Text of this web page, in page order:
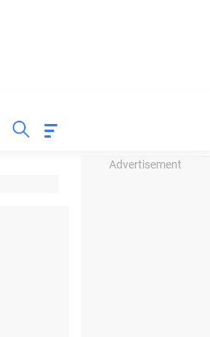
Advertisement
INSPIRASI BISNIS